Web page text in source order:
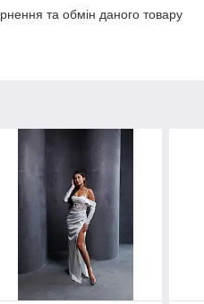
та обмін даного товару